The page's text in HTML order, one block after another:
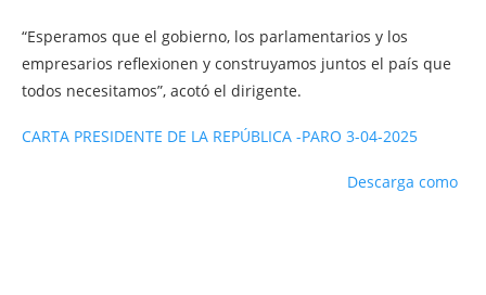
“Esperamos que el gobierno, los parlamentarios y los
empresarios reflexionen y construyamos juntos el país que
todos necesitamos”, acotó el dirigente.
CARTA PRESIDENTE DE LA REPÚBLICA -PARO 3-04-2025
Descarga como